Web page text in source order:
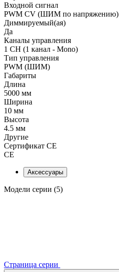
Входной сигнал
PWM СV (ШИМ по напряжению)
Диммируемый(ая)
Да
Каналы управления
1 CH (1 канал - Mono)
Тип управления
PWM (ШИМ)
Габариты
Длина
5000 мм
Ширина
10 мм
Высота
4.5 мм
Другие
Сертификат CE
CE
Аксессуары
Модели серии (5)
Страница серии